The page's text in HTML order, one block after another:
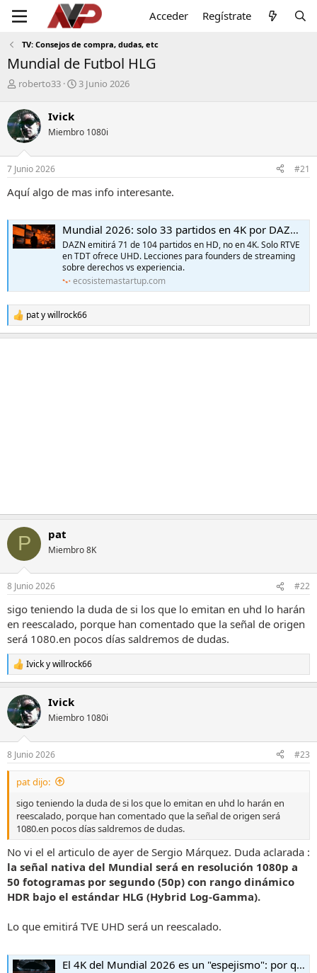
Acceder Regístrate
TV: Consejos de compra, dudas, etc
Mundial de Futbol HLG
I
i
c
i
a
d
o
d
l
t
e
roberto33
F
a
e
i
i
o
3 Junio 2026
Ivick
Miembro 1080i
7 Junio 2026 #21
Aquí algo de mas info interesante.
Mundial 2026: solo 33 partidos en 4K por DAZN en España – El Ecosistema Startup
DAZN emitirá 71 de 104 partidos en HD, no en 4K. Solo RTVE
en TDT ofrece UHD. Lecciones para founders de streaming
sobre derechos vs experiencia.
ecosistemastartup.com
R
e
a
patywillrock66
P pat
Miembro 8K
8 Junio 2026 #22
sigo teniendo la duda de si los que lo emitan en uhd lo harán
en reescalado, porque han comentado que la señal de origen
será 1080.en pocos días saldremos de dudas.
R
e
c
c
i
e
s
Ivickywillrock66
Ivick
Miembro 1080i
8 Junio 2026 #23
pat dijo:
sigo teniendo la duda de si los que lo emitan en uhd lo harán en
reescalado, porque han comentado que la señal de origen será
1080.en pocos días saldremos de dudas.
No vi el el articulo de ayer de Sergio Márquez. Duda aclarada :
la señal nativa del Mundial será en resolución 1080p a
50 fotogramas por segundo (50p) con rango dinámico
HDR bajo el estándar HLG (Hybrid Log-Gamma).
Lo que emitirá TVE UHD será un reescalado.
El 4K del Mundial 2026 es un "espejismo": por qué la TDT gratis aplastará en calidad al streaming